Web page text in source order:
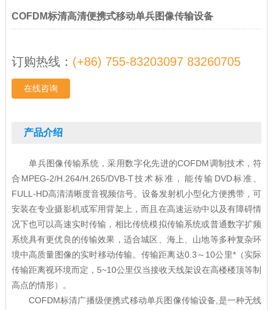
COFDM标清高清便携式移动单兵图像传输设备
订购热线： (+86) 755-83203097 83260705
在线咨询
产品介绍
单兵图像传输系统，采用数字化先进的COFDM调制技术，符
合MPEG-2/H.264/H.265/DVB-T技术标准，能传输DVD标准、
FULL-HD高清清晰度音视频信号。设备发射机小型化方便携带，可
安装在专业摄影机或军用背架上，而且在高速运动中以及有障碍情
况下也可以高速实时传输，相比传统模拟传输系统或普通数字扩频
系统具有更优良的传输效果，适合城区、海上、山地等多种复杂环
境中高质量图像的实时移动传输。传输距离达0.3～10公里*（实际
传输距离视环境而定，5~10公里仅当接收天线架设在高楼楼顶等制
高点的情形）。
COFDM标清广播级便携式移动单兵图像传输设备,是一种无线